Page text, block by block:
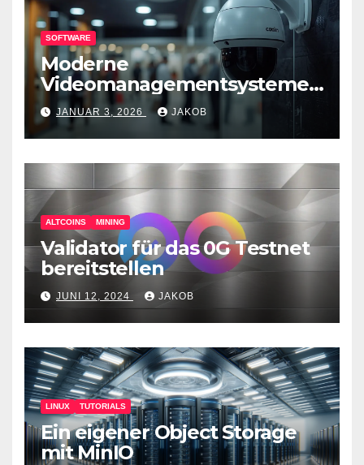
SOFTWARE
Moderne
Videomanagementsysteme
(VMS) – mehr als nur
Überwachungswerkzeuge
JANUAR 3, 2026 JAKOB
ALTCOINS MINING
Validator für das 0G Testnet
bereitstellen
JUNI 12, 2024 JAKOB
LINUX TUTORIALS
Ein eigener Object Storage
mit MinIO